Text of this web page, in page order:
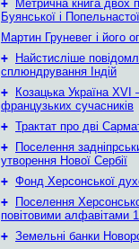
+
Метрична книга двох
Буянської і
Мартин Груневег і його
+
Найстисліше
сплюндрування Індій
+
Козацька Україна ХVІ
французьких сучасників
+ Трактат про дві
+
Поселення
утворення Нової Сербії
+ Фонд Херсонської
+
Поселення
повітовими алфавітами
+ Земельні банки